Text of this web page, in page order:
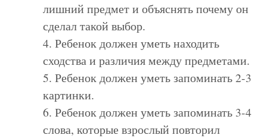
лишний предмет и объяснять почему он
сделал такой выбор.
4. Ребенок должен уметь находить
сходства и различия между предметами.
5. Ребенок должен уметь запоминать 2-3
картинки.
6. Ребенок должен уметь запоминать 3-4
слова, которые взрослый повторил